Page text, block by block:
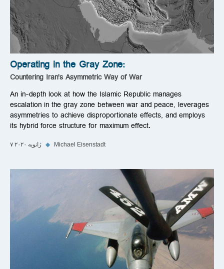
Operating in the Gray Zone:
Countering Iran's Asymmetric Way of War
An in-depth look at how the Islamic Republic manages
escalation in the gray zone between war and peace, leverages
asymmetries to achieve disproportionate effects, and employs
its hybrid force structure for maximum effect.
۷ ژانویه ۲۰۲۰ ◆ Michael Eisenstadt